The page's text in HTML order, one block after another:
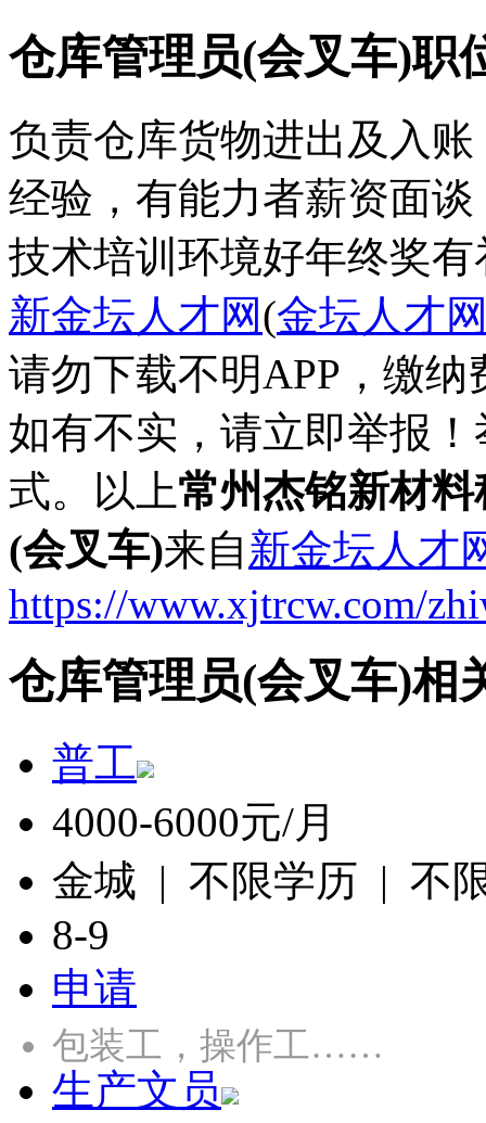
仓库管理员(会叉车)职
负责仓库货物进出及入
经验，有能力者薪资面谈
技术培训 环境好年终奖有
新金坛人才网(金坛人才
请勿下载不明APP，缴
如有不实，请立即举报
式。以上常州杰铭新材
(会叉车)来自新金坛人才
https://www.xjtrcw.com/
仓库管理员(会叉车)相
普工
4000-6000元/月
金城 | 不限学历 | 不
8-9
申请
包装工，操作工……
生产文员